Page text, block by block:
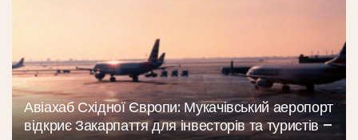
Авіахаб Східної Європи: Мукачівський аеропорт
відкриє Закарпаття для інвесторів та туристів –